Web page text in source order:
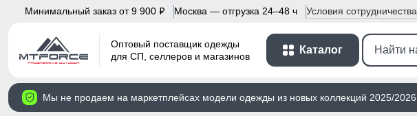
Минимальный заказ от 9 900 p Москва — отгрузка 24–48 ч Условия сотрудничества
Оптовый поставщик одежды
для СП, селлеров и магазинов
Каталог
Мы не продаем на маркетплейсах модели одежды из новых коллекций 2025/2026